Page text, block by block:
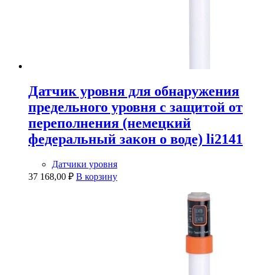
Датчик уровня для обнаружения
предельного уровня с защитой от
переполнения (немецкий
федеральный закон о воде) li2141
Датчики уровня
37 168,00 ₽ В корзину